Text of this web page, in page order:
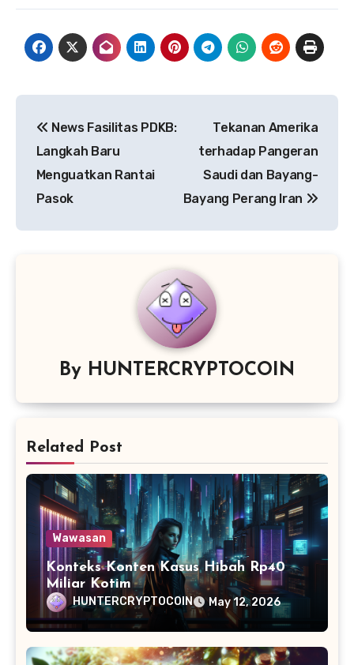
navigation
News Fasilitas PDKB:
Langkah Baru
Menguatkan Rantai
Pasok
Tekanan Amerika
terhadap Pangeran
Saudi dan Bayang-
Bayang Perang Iran
By HUNTERCRYPTOCOIN
Related Post
Wawasan
Konteks Konten Kasus Hibah Rp40
Miliar Kotim
HUNTERCRYPTOCOIN May 12, 2026